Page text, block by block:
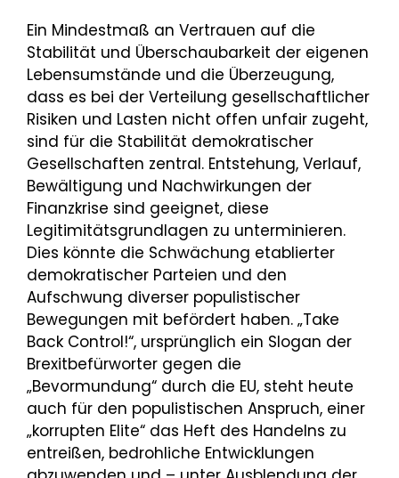
Ein Mindestmaß an Vertrauen auf die
Stabilität und Überschaubarkeit der eigenen
Lebensumstände und die Überzeugung,
dass es bei der Verteilung gesellschaftlicher
Risiken und Lasten nicht offen unfair zugeht,
sind für die Stabilität demokratischer
Gesellschaften zentral. Entstehung, Verlauf,
Bewältigung und Nachwirkungen der
Finanzkrise sind geeignet, diese
Legitimitätsgrundlagen zu unterminieren.
Dies könnte die Schwächung etablierter
demokratischer Parteien und den
Aufschwung diverser populistischer
Bewegungen mit befördert haben. „Take
Back Control!“, ursprünglich ein Slogan der
Brexitbefürworter gegen die
„Bevormundung“ durch die EU, steht heute
auch für den populistischen Anspruch, einer
„korrupten Elite“ das Heft des Handelns zu
entreißen, bedrohliche Entwicklungen